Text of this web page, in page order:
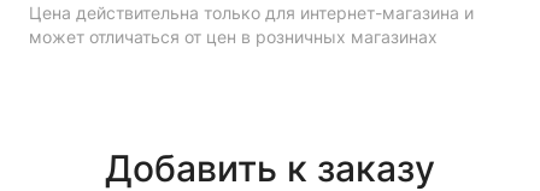
Цена действительна только для интернет-магазина и
может отличаться от цен в розничных магазинах
Добавить к заказу